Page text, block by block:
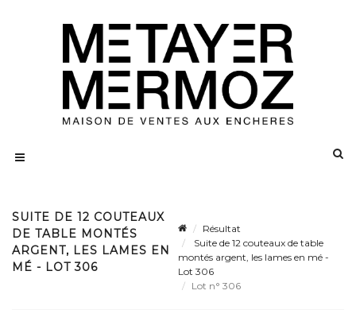
SUITE DE 12 COUTEAUX
DE TABLE MONTÉS
ARGENT, LES LAMES EN
MÉ - LOT 306
Résultat
Suite de 12 couteaux de table
montés argent, les lames en mé -
Lot 306
Lot n° 306